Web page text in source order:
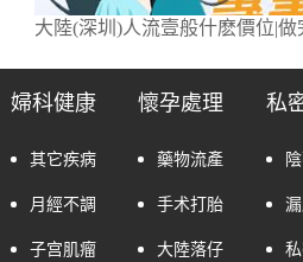
大陸(深圳)人流壹般什麽價位|
婦科健康
其它疾病
月經不調
子宫肌瘤
懷孕處理
藥物流產
手术打胎
大陸落仔
私